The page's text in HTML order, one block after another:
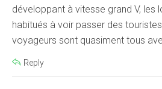
développant à vitesse grand V, les
habitués à voir passer des
voyageurs sont quasiment tous
Reply